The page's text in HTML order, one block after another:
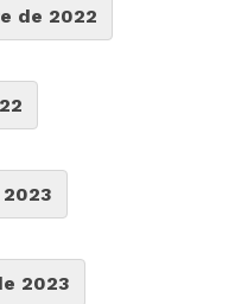
de 2022
2023